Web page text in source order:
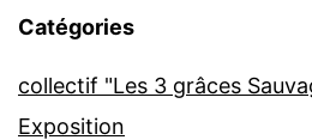
Catégories
collectif "Les 3 grâces
Exposition